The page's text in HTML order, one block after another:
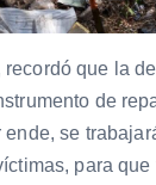
recordó que la
de
ende, se
para